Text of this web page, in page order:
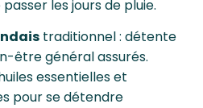
les jours de pluie.
traditionnel : détente
être général assurés.
essentielles et
pour se détendre